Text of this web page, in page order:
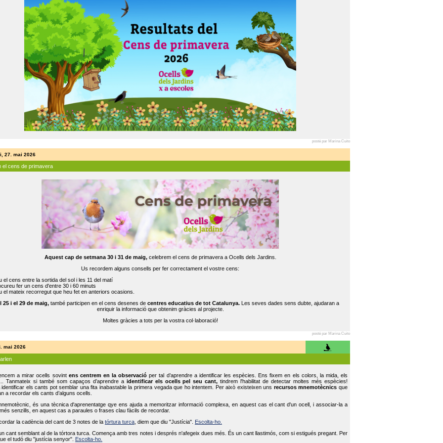
posté par Marina Cuito
27. mai 2026
el cens de primavera
Aquest cap de setmana 30 i 31 de maig,celebrem el cens de primavera a Ocells dels Jardins.
Us recordem alguns consells per fer correctament el vostre cens:
el cens entre la sortida del sol i les 11 del matí
fer un cens d'entre 30 i 60 minuts
el mateix recorregut que heu fet en anteriors ocasions.
25 i el 29 de maig,també participen en el cens desenes de centres educatius de tot Catalunya.Les seves dades sens dubte, ajudaran a
enriquir la informació que obtenim gràcies al projecte.
Moltes gràcies a tots per la vostra col·laboració!
posté par Marina Cuito
mai 2026
a mirar ocells sovint ens centrem en la observació per tal d’aprendre a identificar les espècies. Ens fixem en els colors, la mida, els
Tanmateix si també som capaços d’aprendre a identificar els ocells pel seu cant, tindrem l'habilitat de detectar moltes més espècies!
els cants pot semblar una fita inabastable la primera vegada que ho intentem. Per això existeixen uns recursos mnemotècnics que
a recordar els cants d’alguns ocells.
és una tècnica d'aprenentatge qye ens ajuda a memoritzar informació complexa, en aquest cas el cant d'un ocell, i associar-la a
senzills, en aquest cas a paraules o frases clau fàcils de recordar.
la cadència del cant de 3 notes de la tórtura turca , diem que diu "Justícia".
Escolta-ho.
cant semblant al de la tórtora turca. Comença amb tres notes i després n'afegeix dues més. És un cant llastimós, com si estigués pregant. Per
el tudó diu "justícia senyor".
Escolta-ho.